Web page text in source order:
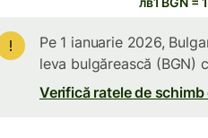
Pe 1 ianuarie 2026,
leva bulgărească (BGN)
Verifică ratele de schimb